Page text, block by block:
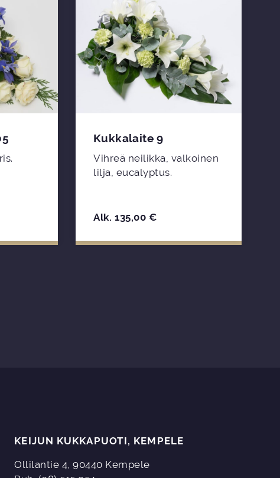
Kukkalaite 9
Vihreä neilikka, valkoinen
lilja, eucalyptus.
Alk. 135,00€
KEIJUN KUKKAPUOTI, KEMPELE
Ollilantie 4, 90440 Kempele